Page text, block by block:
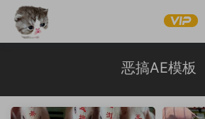
恶搞AE模板